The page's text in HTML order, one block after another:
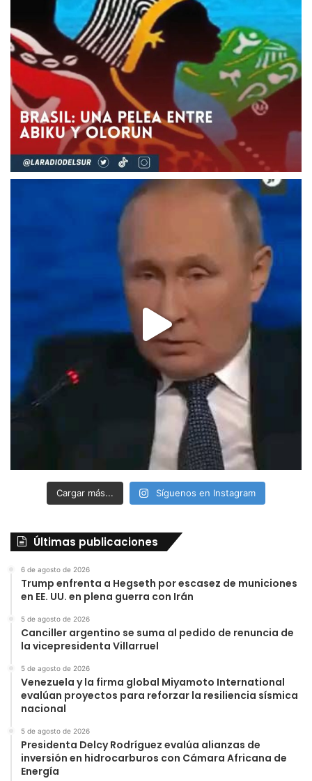
Cargar más... Síguenos en Instagram
Últimas publicaciones
6 de agosto de 2026
Trump enfrenta a Hegseth por escasez de municiones
en EE. UU. en plena guerra con Irán
5 de agosto de 2026
Canciller argentino se suma al pedido de renuncia de
la vicepresidenta Villarruel
5 de agosto de 2026
Venezuela y la firma global Miyamoto International
evalúan proyectos para reforzar la resiliencia sísmica
nacional
5 de agosto de 2026
Presidenta Delcy Rodríguez evalúa alianzas de
inversión en hidrocarburos con Cámara Africana de
Energía